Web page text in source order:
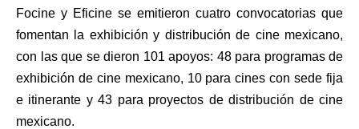
Focine y Eficine se emitieron cuatro convocatorias que
fomentan la exhibición y distribución de cine mexicano,
con las que se dieron 101 apoyos: 48 para programas de
exhibición de cine mexicano, 10 para cines con sede fija
e itinerante y 43 para proyectos de distribución de cine
mexicano.